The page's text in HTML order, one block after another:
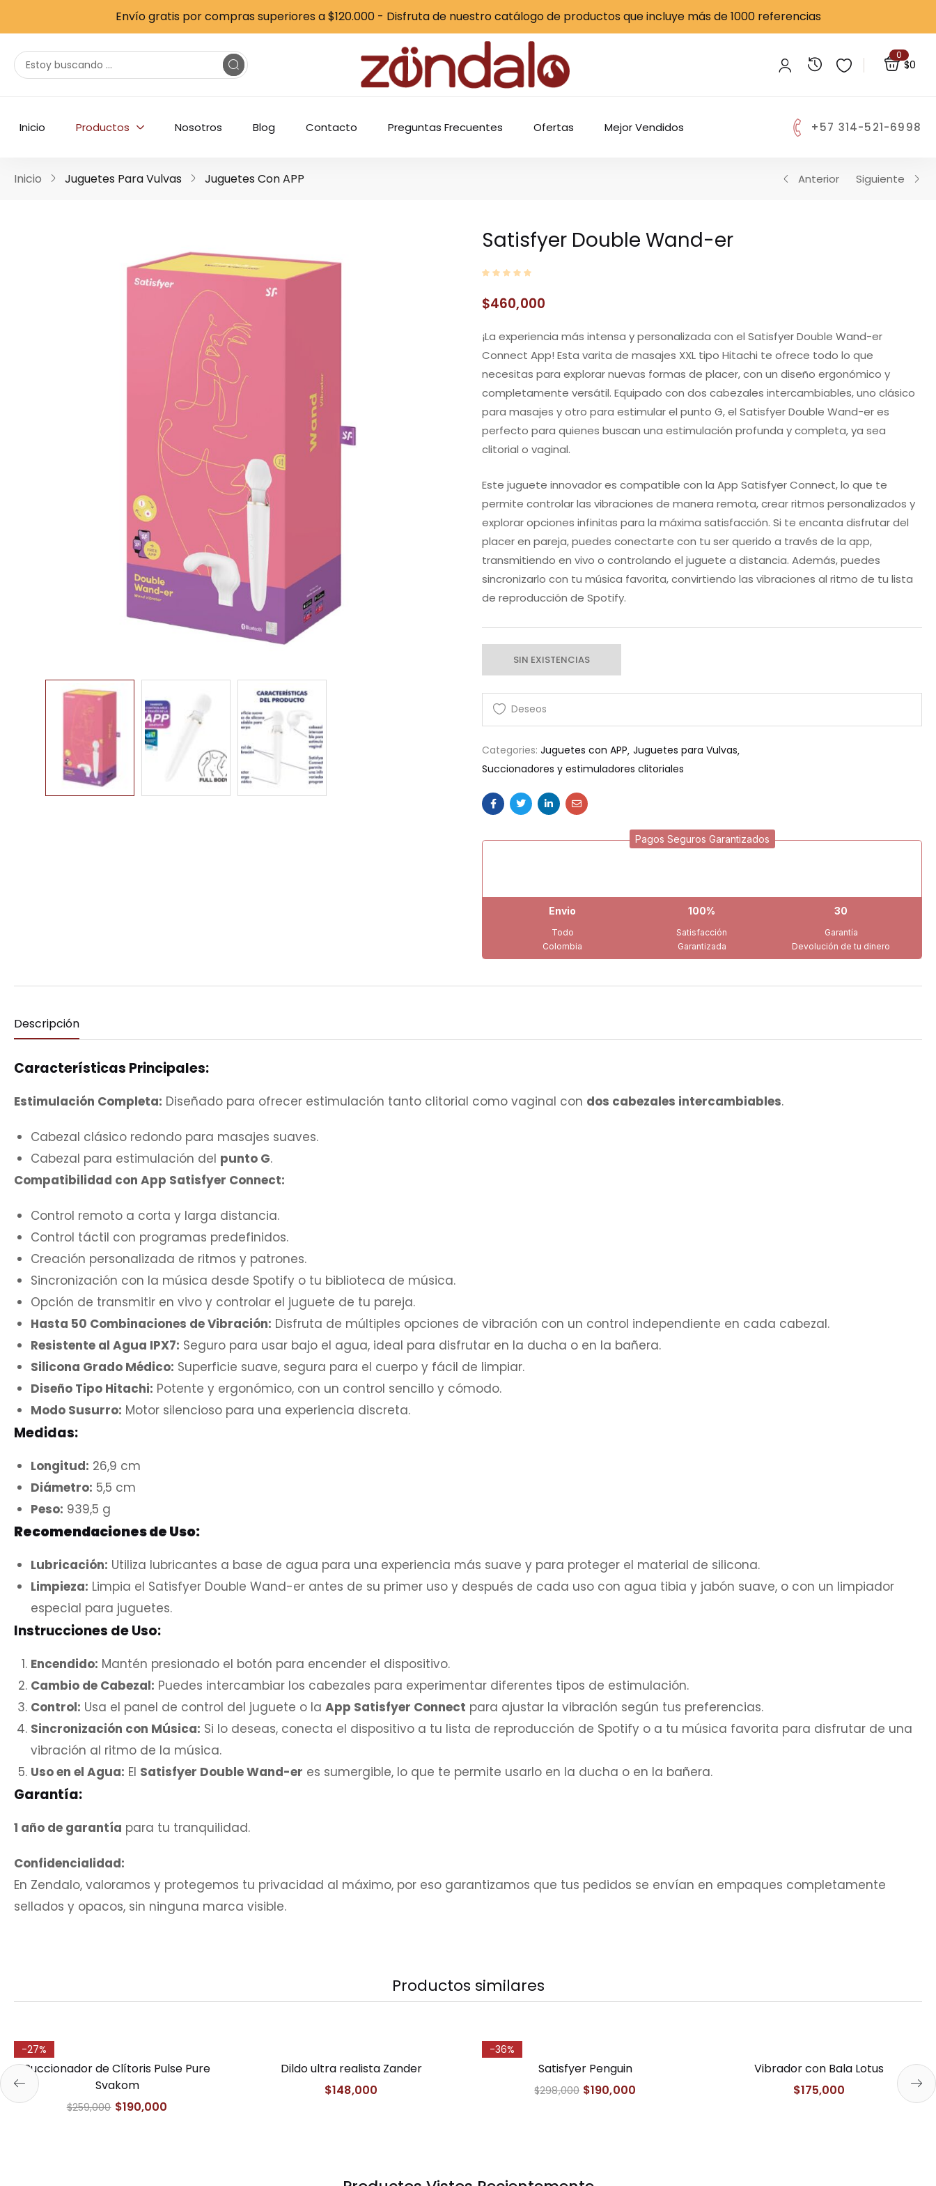
Envío gratis por compras superiores a $120.000 - Disfruta de nuestro catálogo de productos que incluye más de 1000 referencias
0
$0
Inicio Productos Nosotros Blog Contacto Preguntas Frecuentes Ofertas Mejor Vendidos +57 314-521-6998
Inicio Juguetes Para Vulvas Juguetes Con APP Anterior Siguiente
Satisfyer Double Wand-er $460,000 SIN EXISTENCIAS
Satisfyer Double Wand-er
$460,000
¡La experiencia más intensa y personalizada con el Satisfyer Double Wand-er
Connect App! Esta varita de masajes XXL tipo Hitachi te ofrece todo lo que
necesitas para explorar nuevas formas de placer, con un diseño ergonómico y
completamente versátil. Equipado con dos cabezales intercambiables, uno clásico
para masajes y otro para estimular el punto G, el Satisfyer Double Wand-er es
perfecto para quienes buscan una estimulación profunda y completa, ya sea
clitorial o vaginal.
Este juguete innovador es compatible con la App Satisfyer Connect, lo que te
permite controlar las vibraciones de manera remota, crear ritmos personalizados y
explorar opciones infinitas para la máxima satisfacción. Si te encanta disfrutar del
placer en pareja, puedes conectarte con tu ser querido a través de la app,
transmitiendo en vivo o controlando el juguete a distancia. Además, puedes
sincronizarlo con tu música favorita, convirtiendo las vibraciones al ritmo de tu lista
de reproducción de Spotify.
SIN EXISTENCIAS
Categories: Juguetes con APP Juguetes para Vulvas
Succionadores y estimuladores clitoriales
Pagos Seguros Garantizados
Envio
Todo
Colombia
100%
Satisfacción
Garantizada
30
Garantía
Devolución de tu dinero
Descripción
Características Principales:
Estimulación Completa: Diseñado para ofrecer estimulación tanto clitorial como vaginal con dos cabezales intercambiables.
Cabezal clásico redondo para masajes suaves.
Cabezal para estimulación del punto G.
Compatibilidad con App Satisfyer Connect:
Control remoto a corta y larga distancia.
Control táctil con programas predefinidos.
Creación personalizada de ritmos y patrones.
Sincronización con la música desde Spotify o tu biblioteca de música.
Opción de transmitir en vivo y controlar el juguete de tu pareja.
Hasta 50 Combinaciones de Vibración: Disfruta de múltiples opciones de vibración con un control independiente en cada cabezal.
Resistente al Agua IPX7: Seguro para usar bajo el agua, ideal para disfrutar en la ducha o en la bañera.
Silicona Grado Médico: Superficie suave, segura para el cuerpo y fácil de limpiar.
Diseño Tipo Hitachi: Potente y ergonómico, con un control sencillo y cómodo.
Modo Susurro: Motor silencioso para una experiencia discreta.
Medidas:
Longitud: 26,9 cm
Diámetro: 5,5 cm
Peso: 939,5 g
Recomendaciones de Uso:
Lubricación: Utiliza lubricantes a base de agua para una experiencia más suave y para proteger el material de silicona.
Limpieza: Limpia el Satisfyer Double Wand-er antes de su primer uso y después de cada uso con agua tibia y jabón suave, o con un limpiador
especial para juguetes.
Instrucciones de Uso:
Encendido: Mantén presionado el botón para encender el dispositivo.
Cambio de Cabezal: Puedes intercambiar los cabezales para experimentar diferentes tipos de estimulación.
Control: Usa el panel de control del juguete o la App Satisfyer Connect para ajustar la vibración según tus preferencias.
Sincronización con Música: Si lo deseas, conecta el dispositivo a tu lista de reproducción de Spotify o a tu música favorita para disfrutar de una
vibración al ritmo de la música.
Uso en el Agua: El Satisfyer Double Wand-er es sumergible, lo que te permite usarlo en la ducha o en la bañera.
Garantía:
1 año de garantía para tu tranquilidad.
Confidencialidad:
En Zendalo, valoramos y protegemos tu privacidad al máximo, por eso garantizamos que tus pedidos se envían en empaques completamente
sellados y opacos, sin ninguna marca visible.
Productos similares
-27%
Succionador de Clítoris Pulse Pure
Svakom
$259,000 $190,000
Dildo ultra realista Zander
$148,000
-36%
Satisfyer Penguin
$298,000 $190,000
Vibrador con Bala Lotus
$175,000